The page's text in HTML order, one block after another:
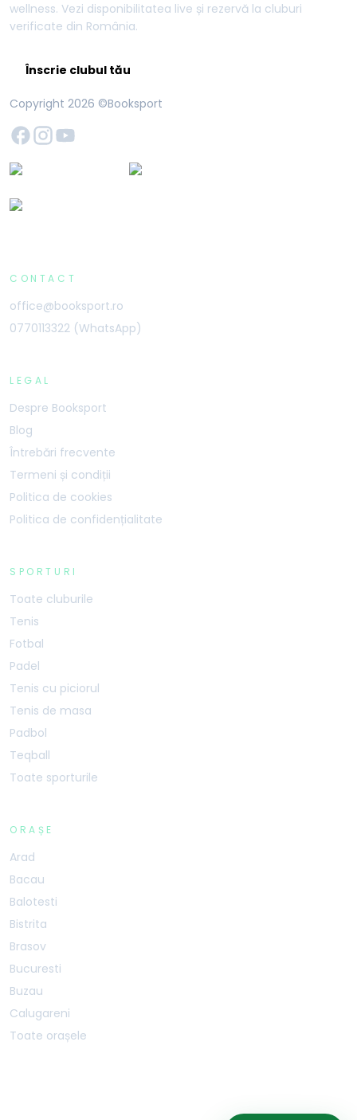
wellness. Vezi disponibilitatea live și rezervă la cluburi
verificate din România.
Înscrie clubul tău
Copyright 2026 ©Booksport
CONTACT
office@booksport.ro
0770113322 (WhatsApp)
LEGAL
Despre Booksport
Blog
Întrebări frecvente
Termeni și condiții
Politica de cookies
Politica de confidențialitate
SPORTURI
Toate cluburile
Tenis
Fotbal
Padel
Tenis cu piciorul
Tenis de masa
Padbol
Teqball
Toate sporturile
ORAȘE
Arad
Bacau
Balotesti
Bistrita
Brasov
Bucuresti
Buzau
Calugareni
Toate orașele